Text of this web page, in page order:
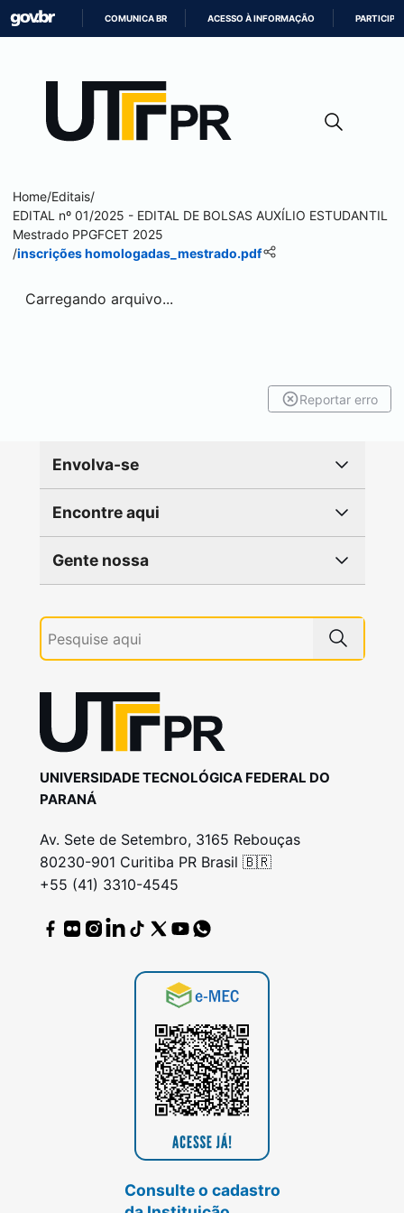
CONTEÚDO
COMUNICA BR ACESSO À INFORMAÇÃO PARTICIPE
Home/Editais/
EDITAL nº 01/2025 - EDITAL DE BOLSAS AUXÍLIO ESTUDANTIL
Mestrado PPGFCET 2025
/inscrições homologadas_mestrado.pdf
Carregando arquivo...
Reportar erro
Envolva-se
Encontre aqui
Gente nossa
UNIVERSIDADE TECNOLÓGICA FEDERAL DO
PARANÁ
Av. Sete de Setembro, 3165 Rebouças
80230-901 Curitiba PR Brasil 🇧🇷
+55 (41) 3310-4545
Consulte o cadastro